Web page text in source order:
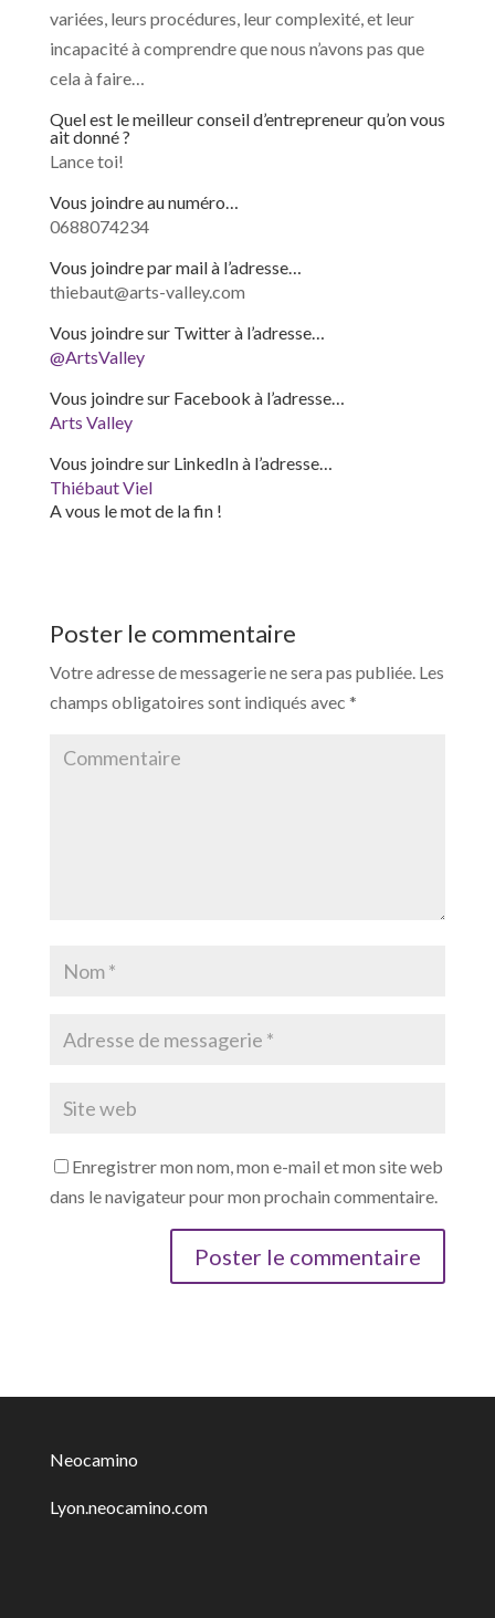
variées, leurs procédures, leur complexité, et leur
incapacité à comprendre que nous n’avons pas que
cela à faire…
Quel est le meilleur conseil d’entrepreneur qu’on vous
ait donné ?
Lance toi!
Vous joindre au numéro…
0688074234
Vous joindre par mail à l’adresse…
thiebaut@arts-valley.com
Vous joindre sur Twitter à l’adresse…
@ArtsValley
Vous joindre sur Facebook à l’adresse…
Arts Valley
Vous joindre sur LinkedIn à l’adresse…
Thiébaut Viel
A vous le mot de la fin !
Poster le commentaire
Votre adresse de messagerie ne sera pas publiée.Les
champs obligatoires sont indiqués avec *
Enregistrer mon nom, mon e-mail et mon site web
dans le navigateur pour mon prochain commentaire.
Neocamino
Lyon.neocamino.com